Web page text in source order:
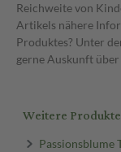
Reichweite von
Artikels nähere
Produktes? Unter
gerne Auskunft
Weitere
Passionsblume